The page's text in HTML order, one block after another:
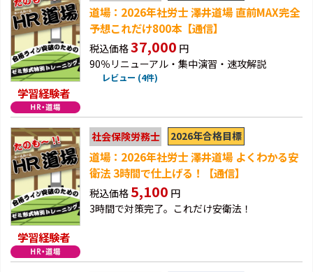
学習経験者
道場：2026年社労士 澤井道場 直前MAX完全
予想これだけ800本【通信】
税込価格37,000 円
90％リニューアル・集中演習・速攻解説
レビュー (4件)
学習経験者
社会保険労務士 2026年合格目標
道場：2026年社労士 澤井道場 よくわかる安
衛法 3時間で仕上げる！【通信】
税込価格 5,100 円
3時間で対策完了。これだけ安衛法！